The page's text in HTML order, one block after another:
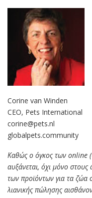
Corine van Winden
CEO, Pets International
corine@pets.nl
globalpets.community
Καθώς ο όγκος των online
αυξάνεται, όχι μόνο
των προϊόντων για τα ζώα
λιανικής πώλησης